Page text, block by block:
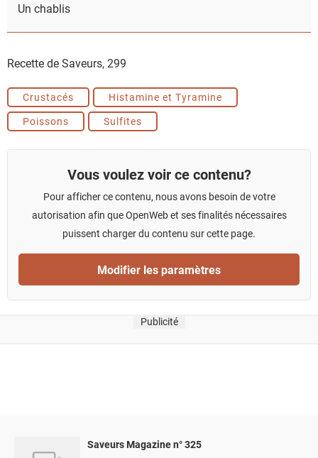
Un chablis
Recette de Saveurs,299
Crustacés
Histamine et Tyramine
Poissons
Sulfites
Vous voulez voir ce contenu?
Pour afficher ce contenu, nous avons besoin de votre
autorisation afin que OpenWeb et ses finalités nécessaires
puissent charger du contenu sur cette page.
Modifier les paramètres
Publicité
Saveurs Magazine n° 325